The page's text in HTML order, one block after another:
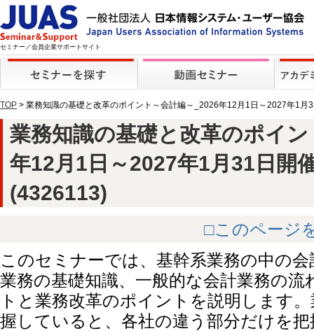
セミナー／会員企業サポートサイト
TOP > 業務知識の基礎と改革のポイント～会計編～_2026年12月1日～2027年1月
業務知識の基礎と改革のポイ
年12月1日～2027年1月31日開
(4326113)
□このページ
このセミナーでは、基幹系業務の中の
業務の基礎知識、一般的な会計業務の
トと業務改革のポイントを説明します
握していると、各社の違う部分だけを